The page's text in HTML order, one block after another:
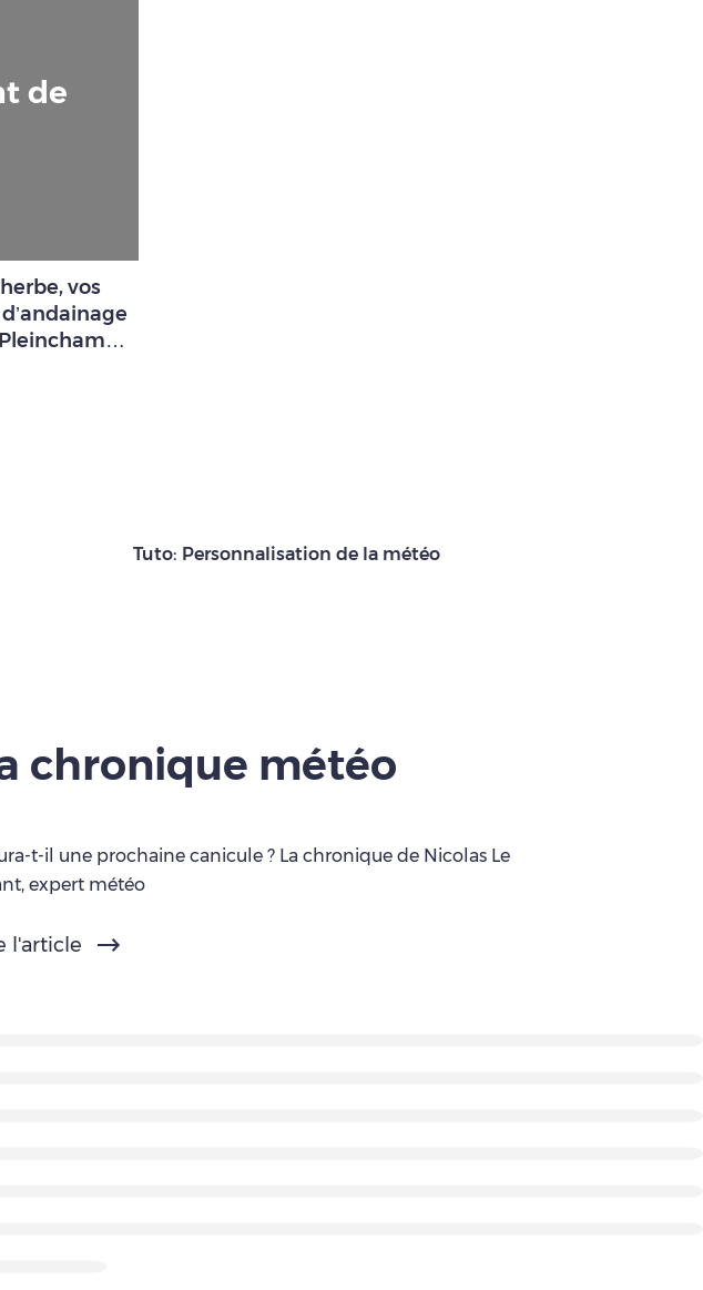
de
vos
Tuto: Personnalisation de la météo
chronique météo
t-il une prochaine canicule ? La chronique de Nicolas Le
expert météo
l'article